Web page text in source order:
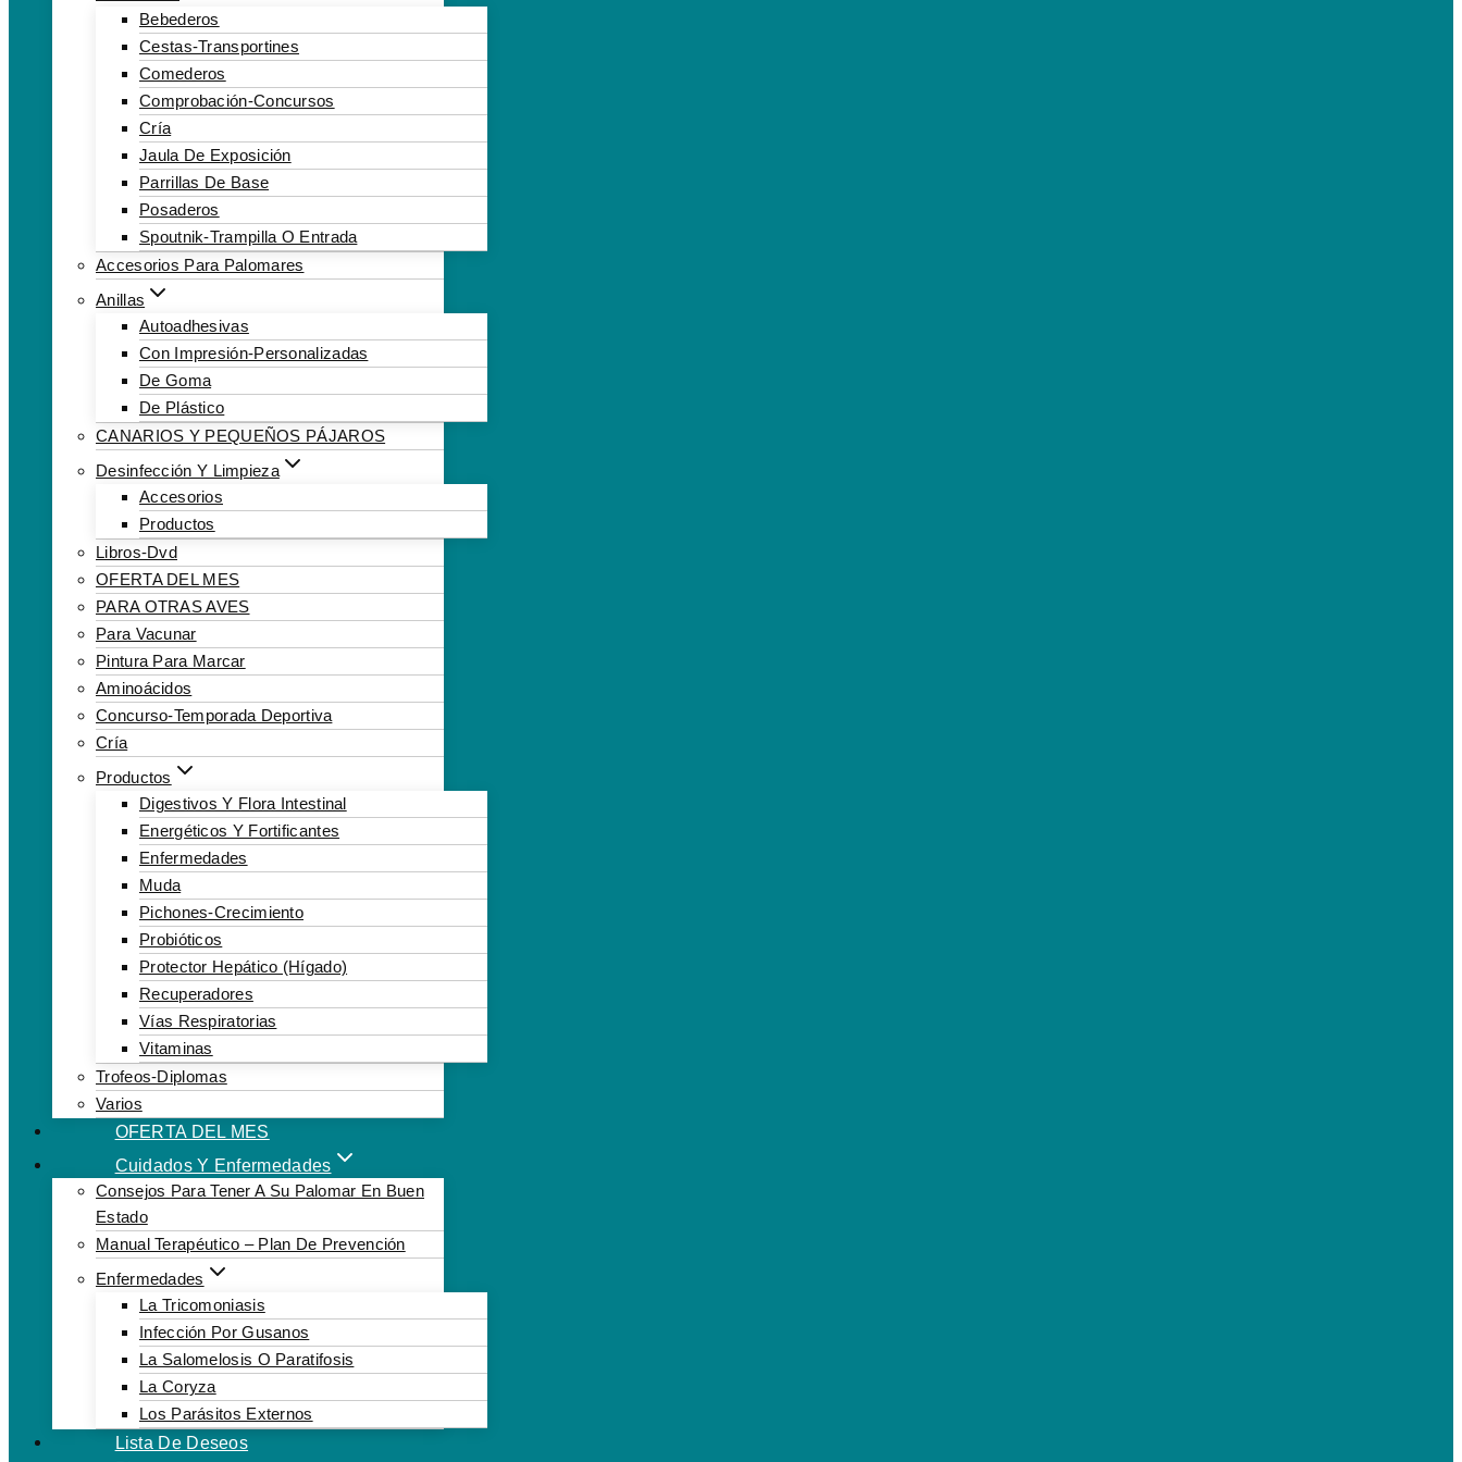
Bebederos
Cestas-Transportines
Comederos
Comprobación-Concursos
Cría
Jaula De Exposición
Parrillas De Base
Posaderos
Spoutnik-Trampilla O Entrada
Accesorios Para Palomares
Anillas
Autoadhesivas
Con Impresión-Personalizadas
De Goma
De Plástico
CANARIOS Y PEQUEÑOS PÁJAROS
Desinfección Y Limpieza
Accesorios
Productos
Libros-Dvd
OFERTA DEL MES
PARA OTRAS AVES
Para Vacunar
Pintura Para Marcar
Aminoácidos
Concurso-Temporada Deportiva
Cría
Productos
Digestivos Y Flora Intestinal
Energéticos Y Fortificantes
Enfermedades
Muda
Pichones-Crecimiento
Probióticos
Protector Hepático (hígado)
Recuperadores
Vías Respiratorias
Vitaminas
Trofeos-Diplomas
Varios
OFERTA DEL MES
Cuidados Y Enfermedades
Consejos Para Tener A Su Palomar En Buen
Estado
Manual Terapéutico – Plan De Prevención
Enfermedades
La Tricomoniasis
Infección Por Gusanos
La Salomelosis O Paratifosis
La Coryza
Los Parásitos Externos
Lista De Deseos